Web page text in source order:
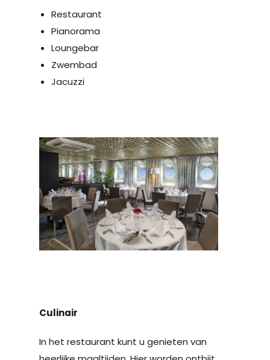
Restaurant
Pianorama
Loungebar
Zwembad
Jacuzzi
Culinair
In het restaurant kunt u genieten van